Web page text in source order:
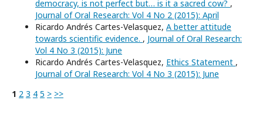
democracy, is not perfect but… is it a sacred cow? ,
Journal of Oral Research: Vol 4 No 2 (2015): April
Ricardo Andrés Cartes-Velasquez, A better attitude
towards scientific evidence. , Journal of Oral Research:
Vol 4 No 3 (2015): June
Ricardo Andrés Cartes-Velasquez, Ethics Statement ,
Journal of Oral Research: Vol 4 No 3 (2015): June
1 2 3 4 5 > >>